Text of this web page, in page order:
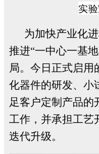
实
为加快产业化进
推进“一中心一基
局。今日正式启用
化器件的研发、小
足客户定制产品的
工作，并承担工艺
迭代升级。